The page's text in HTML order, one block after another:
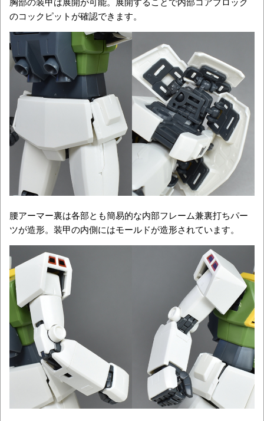
のコックピットが確認できます。
腰アーマー裏は各部とも簡易的な内部フレーム兼裏打ちパー
ツが造形。装甲の内側にはモールドが造形されています。